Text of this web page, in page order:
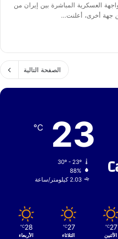
المواجهة العسكرية المباشرة بين إيران من
جهة أخرى، أعلنت…
الصفحة التالية
23
℃
30º - 23º
88%
2.03 كيلومتر/ساعة
27
℃
الأثنين
27
℃
الثلاثاء
28
℃
الأربعاء